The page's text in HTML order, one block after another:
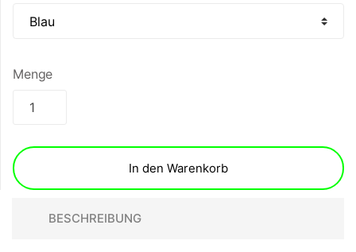
Menge
In den Warenkorb
BESCHREIBUNG